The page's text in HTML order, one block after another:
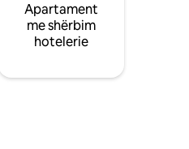
Apartament
me shërbim
hotelerie